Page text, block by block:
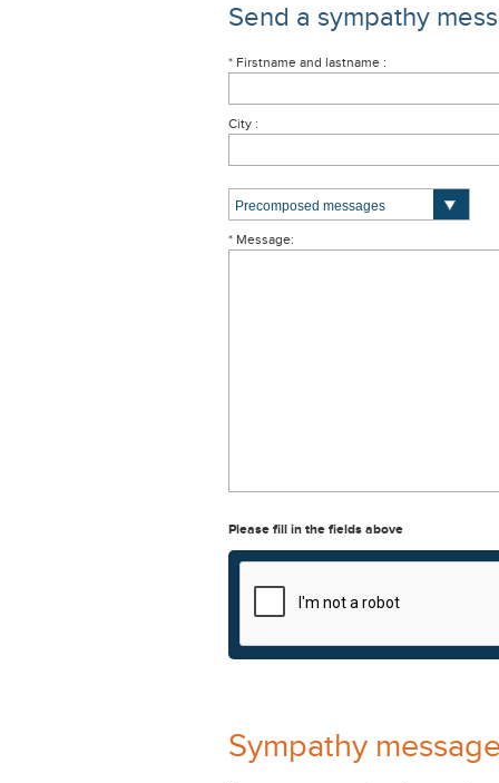
Send a sympathy
* Firstname and lastname :
City :
* Message:
Please fill in the fields above
Sympathy